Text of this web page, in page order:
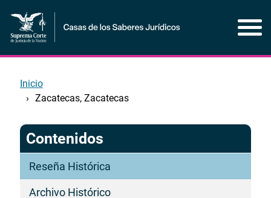
al
principal
Inicio
Zacatecas, Zacatecas
Contenidos
Reseña Histórica
Archivo Histórico